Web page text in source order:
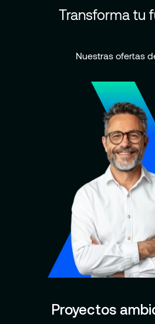
Transforma tu
Nuestras ofertas
Proyectos